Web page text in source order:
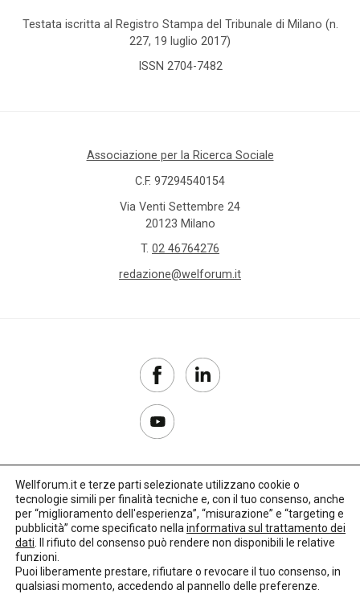
Testata iscritta al Registro Stampa del Tribunale di Milano (n.
227, 19 luglio 2017)
ISSN 2704-7482
Associazione per la Ricerca Sociale
C.F. 97294540154
Via Venti Settembre 24
20123 Milano
T. 02 46764276
redazione@welforum.it
Copyright 2017–2026
Privacy Policy
Credits: LO Studio
Wellforum.it e terze parti selezionate utilizzano cookie o
tecnologie simili per finalità tecniche e, con il tuo consenso, anche
per “miglioramento dell'esperienza”, “misurazione” e “targeting e
pubblicità” come specificato nella informativa sul trattamento dei
dati . Il rifiuto del consenso può rendere non disponibili le relative
funzioni.
Puoi liberamente prestare, rifiutare o revocare il tuo consenso, in
qualsiasi momento, accedendo al pannello delle preferenze.